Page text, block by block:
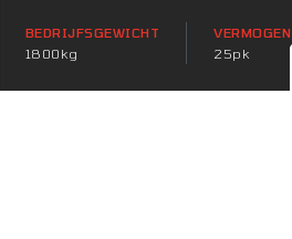
BEDRIJFSGEWICHT
1800kg
VERMOGEN
25pk